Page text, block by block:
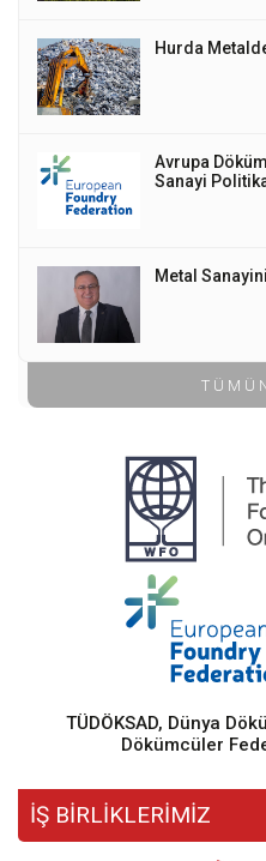
Hurda
Avrupa
Sanayi
Metal
TÜDÖKSAD, Dünya
Dökümcüler
İŞ BİRLİKLERİMİZ